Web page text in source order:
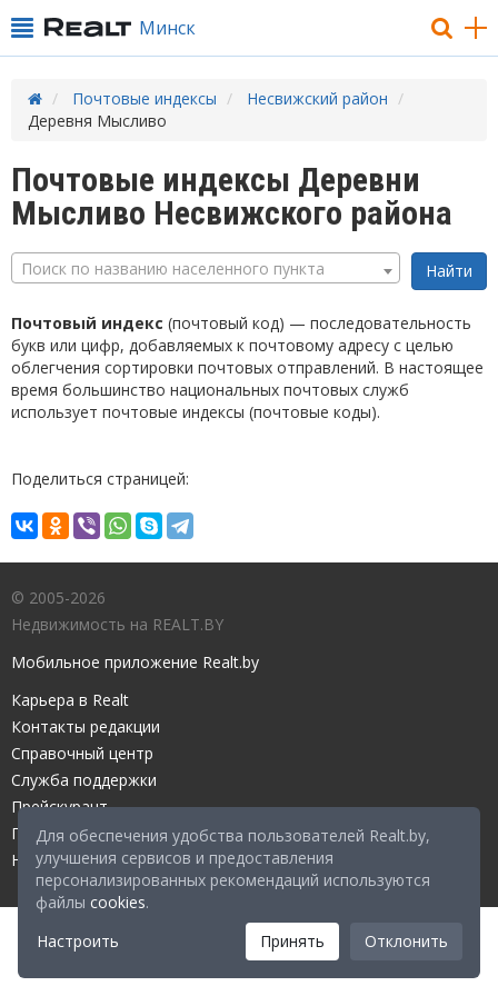
Для обеспечения удобства пользователей Realt.by,
улучшения сервисов и предоставления
персонализированных рекомендаций используются
файлы cookies.
Настроить
Принять Отклонить
Минск
Почтовые индексы
Несвижский район
Деревня Мысливо
Почтовые индексы Деревни
Мысливо Несвижского района
Поиск по названию населенного пункта
Почтовый индекс (почтовый код) — последовательность
букв или цифр, добавляемых к почтовому адресу с целью
облегчения сортировки почтовых отправлений. В настоящее
время большинство национальных почтовых служб
использует почтовые индексы (почтовые коды).
Поделиться страницей:
© 2005-2026
Недвижимость на REALT.BY
Мобильное приложение Realt.by
Карьера в Realt
Контакты редакции
Справочный центр
Служба поддержки
Прейскурант
Правовые документы
Настройка файлов cookies